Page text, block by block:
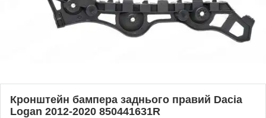
Кронштейн бампера заднього правий Dacia
Logan 2012-2020 850441631R